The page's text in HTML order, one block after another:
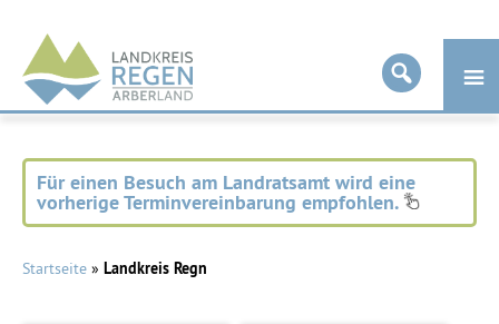
Landkreis
Regen
Für einen Besuch am Landratsamt wird eine
vorherige Terminvereinbarung empfohlen.
Startseite » Landkreis Regn